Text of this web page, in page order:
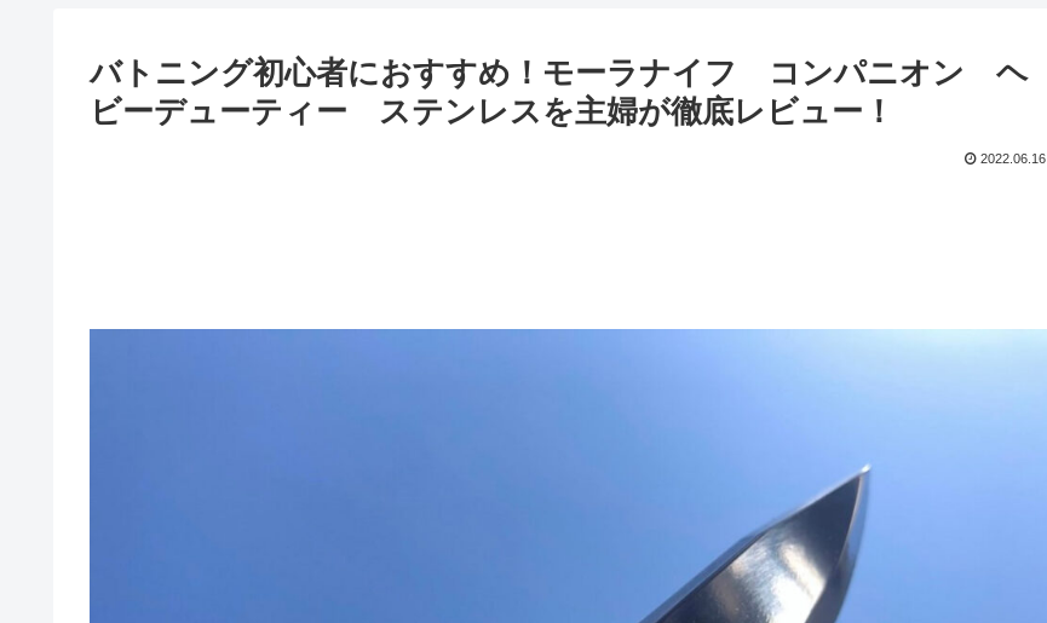
バトニング初心者におすすめ！モーラナイフ コンパニオン ヘ
ビーデューティー ステンレスを主婦が徹底レビュー！
2022.06.16